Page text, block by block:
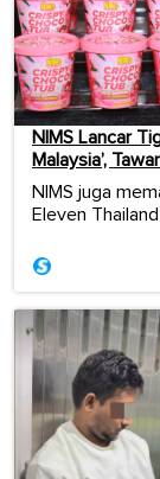
NIMS Lancar
Malaysia’,
NIMS juga
Eleven